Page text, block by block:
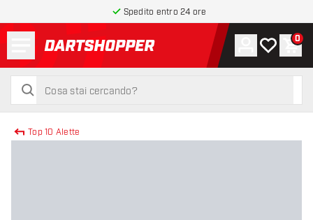
Spedito entro 24 ore
torna alla home page
cerca
cerca
Account
La mia0
Top 10 Alette